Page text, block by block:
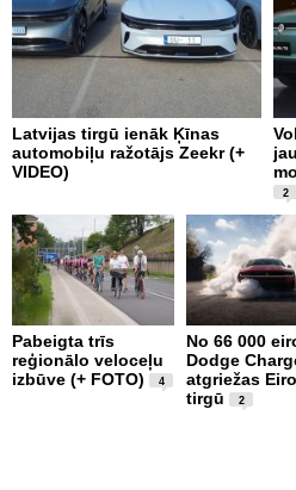
Latvijas tirgū ienāk Ķīnas
automobiļu ražotājs Zeekr (+
VIDEO)
2
Pabeigta trīs
reģionālo veloceļu
izbūve (+ FOTO)
4
No 66 000
Dodge
atgriežas
tirgū
2